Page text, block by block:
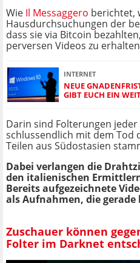
Wie Il Messaggero berichtet,
Hausdurchsuchungen der
dass sie via Bitcoin
perversen Videos zu
INTERNET
NEUE
GIBT EUCH EIN
Darin sind Folterungen
schlussendlich mit dem Tod
Teilen aus Südostasien
Dabei verlangen die
den italienischen
Bereits aufgezeichnete
als Aufnahmen, die
Zuschauer können
Folter im Darknet